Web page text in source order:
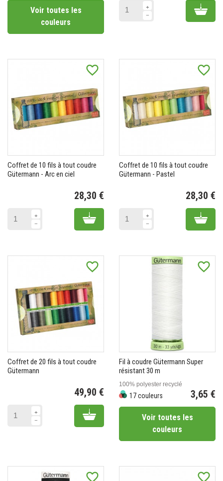
(2 avis)
(5 avis)
Voir toutes les
couleurs
Add
favorite_border
Coffret de 10 fils à tout coudre
Gütermann - Arc en ciel
28,30 €
Add to cart
favorite_border
Coffret de 10 fils à tout coudre
Gütermann - Pastel
28,30 €
Add
favorite_border
Coffret de 20 fils à tout coudre
Gütermann
49,90 €
Add to cart
favorite_border
Fil à coudre Gütermann Super
résistant 30 m
100% polyester recyclé
17 couleurs 3,65 €
Voir toutes les
couleurs
favorite_border favorite_border